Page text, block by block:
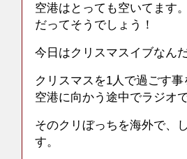
空港はとっても空いてます。
だってそうでしょう！
今日はクリスマスイブなん
クリスマスを1人で過ごす
空港に向かう途中でラジオ
そのクリぼっちを海外で、
す。